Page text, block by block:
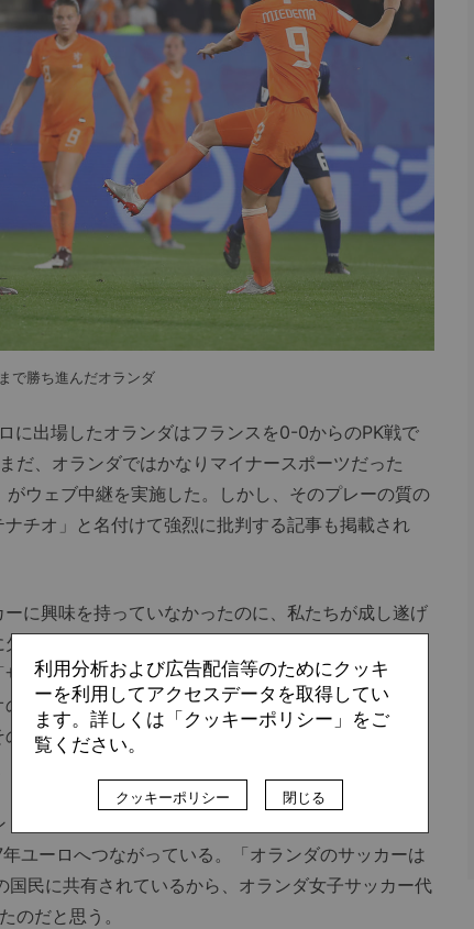
で勝ち進んだオランダ
出場したオランダはフランスを0-0からのPK戦で
だ、オランダではかなりマイナースポーツだった
ウェブ中継を実施した。しかし、そのプレーの質の
チオ」と名付けて強烈に批判する記事も掲載され
に興味を持っていなかったのに、私たちが成し遂げ
ける」と憤り、私も「そのとおりだなあ」と思った
ッカーの作法」というものがある。KNVB（オラン
女子代表チームを好しとせず、「オランダらしいサ
過程でパウラ監督との溝が深まっていった。そして
者は袂を分かった。
デ・サンデン、ビビアンヌ・ミーデマ、リーケ・マ
ユーロへつながっている。「オランダのサッカーは
民に共有されているから、オランダ女子サッカー代
のだと思う。
利用分析および広告配信等のためにクッキ
ーを利用してアクセスデータを取得してい
ます。詳しくは「クッキーポリシー」をご
覧ください。
クッキーポリシー 閉じる